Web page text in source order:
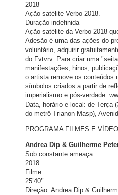
2018
Ação satélite Verbo 2018.
Duração indefinida
Ação satélite da Verbo 2018
Adesão é uma das ações do
voluntário, adquirir
do Fvtvrv. Para criar uma
manifestações, hinos,
o artista remove os conteúdos
símbolos criados a partir de
imperialismo e pós-verdade.
Data, horário e local: de Terça
do metrô Trianon Masp),
PROGRAMA FILMES E
Andrea Dip & Guilherme
Sob constante ameaça
2018
Filme
25’40’’
Direção: Andrea Dip &